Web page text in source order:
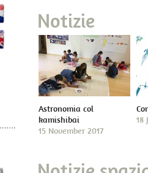
Notizie
Astronomia col
kamishibai
15 November 2017
18